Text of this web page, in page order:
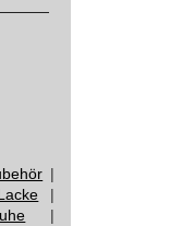
|
|
|